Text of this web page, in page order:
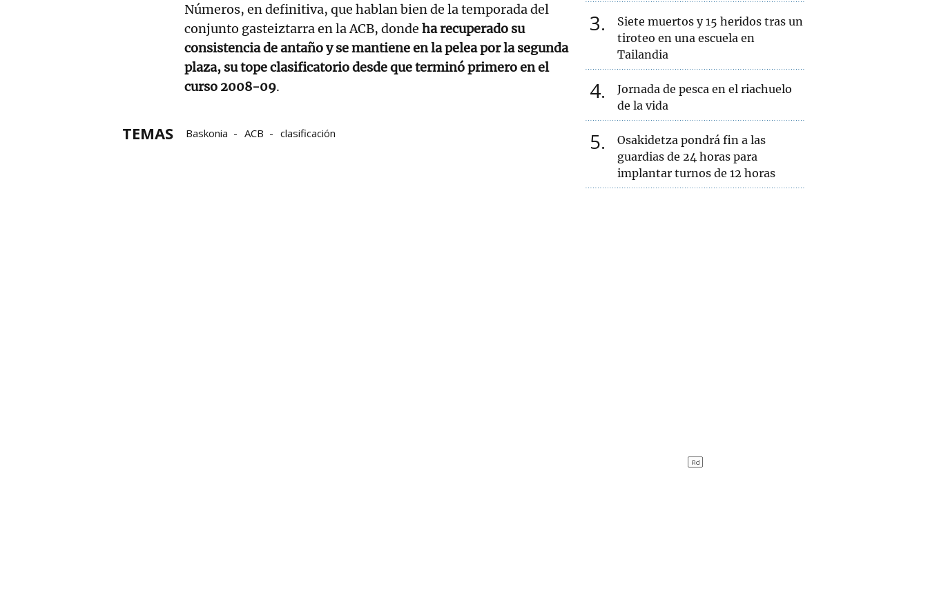
Números, en definitiva, que hablan bien de la temporada del
conjunto gasteiztarra en la ACB, donde ha recuperado su
consistencia de antaño y se mantiene en la pelea por la segunda
plaza, su tope clasificatorio desde que terminó primero en el
curso 2008-09.
TEMAS Baskonia ACB clasificación
3
Siete muertos y 15 heridos tras un
tiroteo en una escuela en
Tailandia
4
Jornada de pesca en el riachuelo
de la vida
5
Osakidetza pondrá fin a las
guardias de 24 horas para
implantar turnos de 12 horas